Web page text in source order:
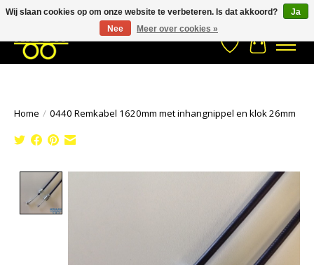
033- 2470 538 info@kraaybv.com Stuur een Whatsapp bericht
Verlanglijst
Home / 0440 Remkabel 1620mm met inhangnippel en klok 26mm
Wij slaan cookies op om onze website te verbeteren. Is dat akkoord?
Ja
Nee
Meer over cookies »